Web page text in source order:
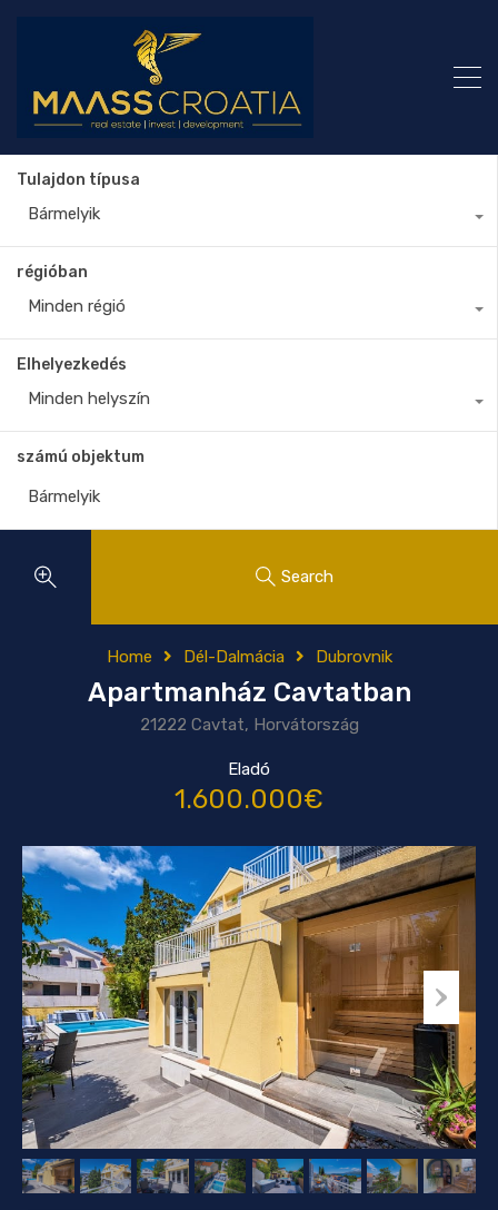
Tulajdon típusa
Bármelyik
régióban
Minden régió
Elhelyezkedés
Minden helyszín
számú objektum
Search
Home Dél-Dalmácia Dubrovnik
Apartmanház Cavtatban
21222 Cavtat, Horvátország
Eladó
1.600.000€